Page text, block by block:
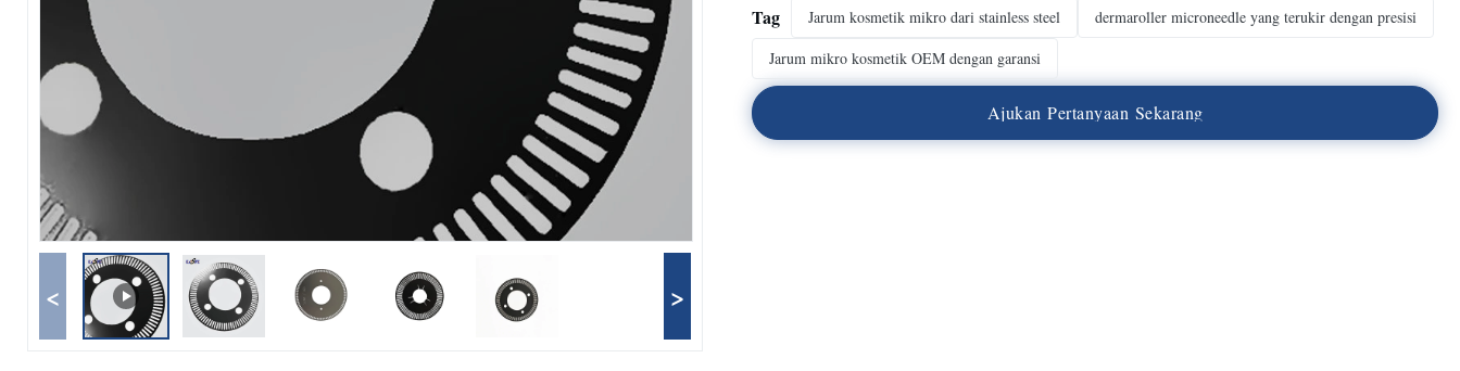
< >
Tag Jarum kosmetik mikro dari stainless steel
dermaroller microneedle yang terukir dengan presisi
Jarum mikro kosmetik OEM dengan garansi
Ajukan Pertanyaan Sekarang